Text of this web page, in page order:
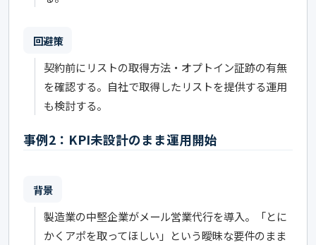
回避策
契約前にリストの取得方法・オプトイン証跡の有無
を確認する。自社で取得したリストを提供する運用
も検討する。
事例2：KPI未設計のまま運用開始
背景
製造業の中堅企業がメール営業代行を導入。「とに
かくアポを取ってほしい」という曖昧な要件のまま